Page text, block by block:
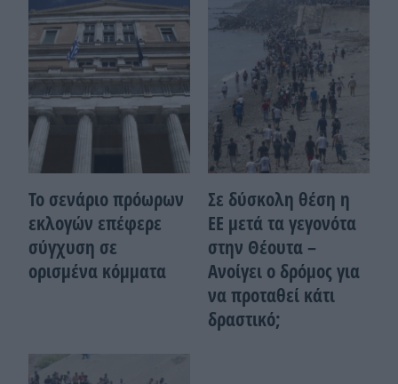
Το σενάριο πρόωρων
εκλογών επέφερε
σύγχυση σε
ορισμένα κόμματα
Σε δύσκολη θέση η
ΕΕ μετά τα γεγονότα
στην Θέουτα –
Ανοίγει ο δρόμος για
να προταθεί κάτι
δραστικό;